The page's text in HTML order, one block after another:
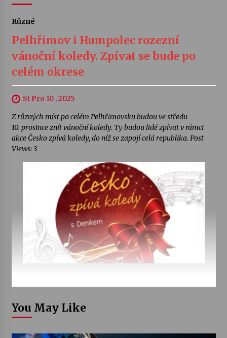
Různé
Pelhřimov i Humpolec rozezní
vánoční koledy. Zpívat se bude po
celém okrese
St Pro 10 , 2025
Z různých míst po celém Pelhřimovsku budou ve středu
10. prosince znít vánoční koledy. Ty budou lidé zpívat v rámci
akce Česko zpívá koledy, do níž se zapojí celá republika. Post
Views: 3
You May Like